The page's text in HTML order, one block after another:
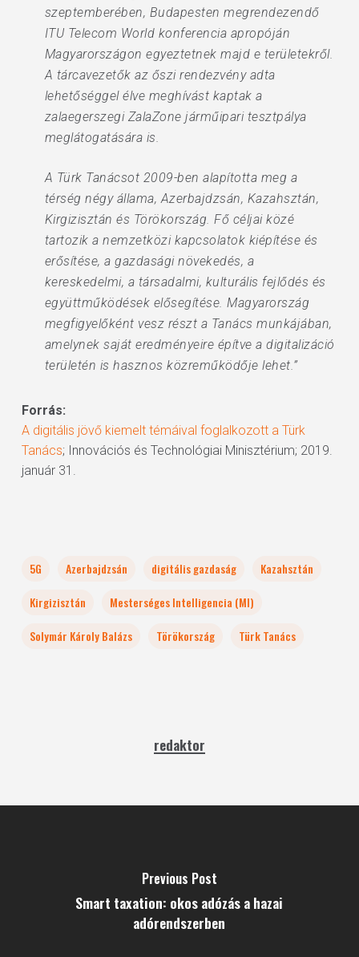
szeptemberében, Budapesten megrendezendő
ITU Telecom World konferencia apropóján
Magyarországon egyeztetnek majd e területekről.
A tárcavezetők az őszi rendezvény adta
lehetőséggel élve meghívást kaptak a
zalaegerszegi ZalaZone járműipari tesztpálya
meglátogatására is.
A Türk Tanácsot 2009-ben alapította meg a
térség négy állama, Azerbajdzsán, Kazahsztán,
Kirgizisztán és Törökország. Fő céljai közé
tartozik a nemzetközi kapcsolatok kiépítése és
erősítése, a gazdasági növekedés, a
kereskedelmi, a társadalmi, kulturális fejlődés és
együttműködések elősegítése. Magyarország
megfigyelőként vesz részt a Tanács munkájában,
amelynek saját eredményeire építve a digitalizáció
területén is hasznos közreműködője lehet.”
Forrás:
A digitális jövő kiemelt témáival foglalkozott a Türk
Tanács; Innovációs és Technológiai Minisztérium; 2019.
január 31.
5G Azerbajdzsán digitális gazdaság
Kazahsztán
Kirgizisztán
Mesterséges Intelligencia (MI)
Solymár Károly Balázs
Törökország Türk Tanács
redaktor
Previous Post
Smart taxation: okos adózás a hazai
adórendszerben